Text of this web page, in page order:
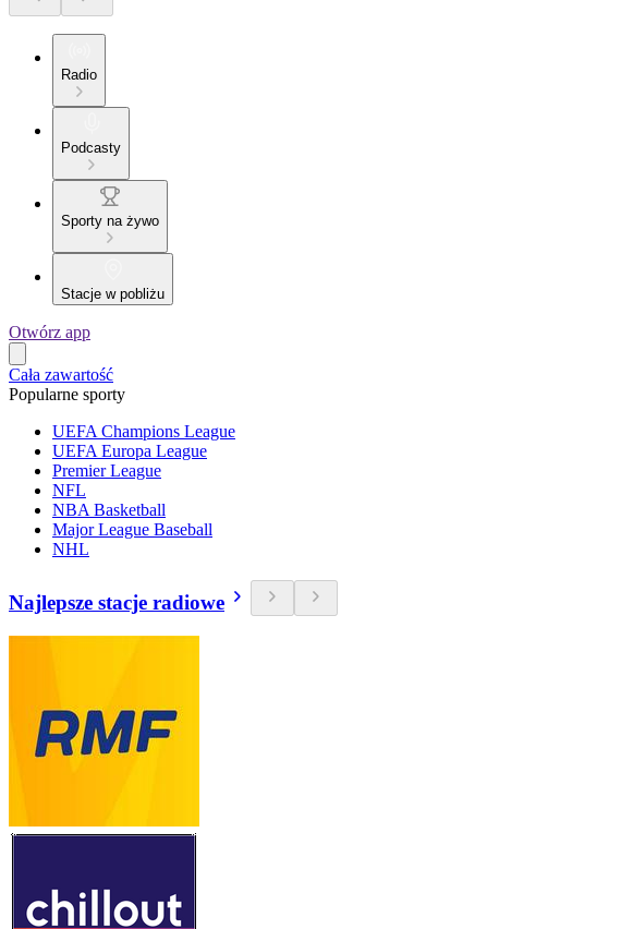
Radio
Podcasty
Sporty na żywo
Stacje w pobliżu
Otwórz app
Cała zawartość
Popularne sporty
UEFA Champions League
UEFA Europa League
Premier League
NFL
NBA Basketball
Major League Baseball
NHL
Najlepsze stacje radiowe